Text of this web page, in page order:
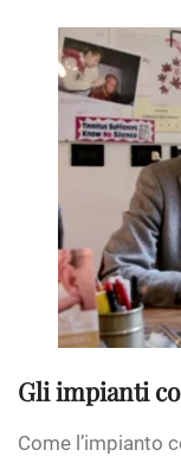
Gli impianti
Come l’impianto